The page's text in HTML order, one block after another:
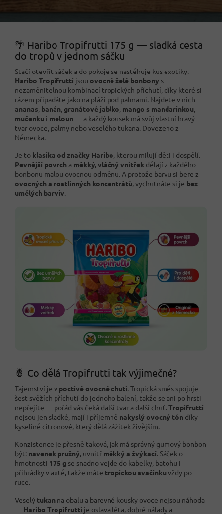
🌴 Haribo Tropifrutti 175 g — sladká cesta
do tropů v jednom sáčku
Stačí otevřít sáček a do pokoje se nastěhuje kus exotiky.
Haribo Tropifrutti jsou ovocné želé bonbony s
nezaměnitelnou kombinací tropických příchutí, díky které si
rázem připadáte jako na pláži pod palmami. Najdete v nich
ananas, banán, granátové jablko, mango s mandarinkou,
mučenku i meloun — a každý kousek má svůj vlastní hravý
tvar ovoce, palmy nebo veselého tukana. Dovezeno z
Německa.
Je to klasika od značky Haribo, kterou milují děti i dospělí.
Pevnější povrch a měkký, vláčný vnitřek dělají z každého
bonbonu malou ovocnou odměnu. A protože barvu si bere z
ovocných a rostlinných koncentrátů, vychutnáte si je bez
umělých barviv.
🍍 Co dělá Tropifrutti tak výjimečné?
Tajemství je v poctivé ovocné chuti. Tropická směs spojuje
šest svěžích příchutí do jednoho balení, takže se ani po hrsti
nepřejíte — pořád vás čeká další tvar a další chuť.Tropifrutti
nejsou jen sladké, mají i příjemně nakyslý ovocný tón díky
kyselině citronové, který dělá zážitek živějším.
Konzistence je přesně taková, jak má správný gumový bonbon
být: navenek pružný, uvnitř měkký a žvýkací. Sáček o
hmotnosti 175 g se snadno vejde do kabelky, batohu i
přihrádky v autě, takže máte tropickou svačinku vždy po
ruce.
Veselý tukan na obalu a barevné kousky ovoce nejsou náhoda
— Haribo Tropifrutti je oslava léta, dobré nálady a